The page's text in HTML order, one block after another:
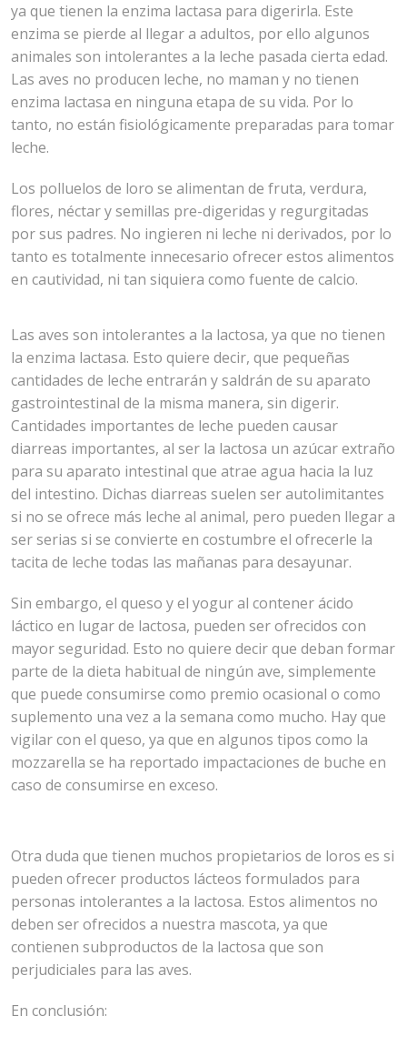
ya que tienen la enzima lactasa para digerirla. Este
enzima se pierde al llegar a adultos, por ello algunos
animales son intolerantes a la leche pasada cierta edad.
Las aves no producen leche, no maman y no tienen
enzima lactasa en ninguna etapa de su vida. Por lo
tanto, no están fisiológicamente preparadas para tomar
leche.
Los polluelos de loro se alimentan de fruta, verdura,
flores, néctar y semillas pre-digeridas y regurgitadas
por sus padres. No ingieren ni leche ni derivados, por lo
tanto es totalmente innecesario ofrecer estos alimentos
en cautividad, ni tan siquiera como fuente de calcio.
Las aves son intolerantes a la lactosa, ya que no tienen
la enzima lactasa. Esto quiere decir, que pequeñas
cantidades de leche entrarán y saldrán de su aparato
gastrointestinal de la misma manera, sin digerir.
Cantidades importantes de leche pueden causar
diarreas importantes, al ser la lactosa un azúcar extraño
para su aparato intestinal que atrae agua hacia la luz
del intestino. Dichas diarreas suelen ser autolimitantes
si no se ofrece más leche al animal, pero pueden llegar a
ser serias si se convierte en costumbre el ofrecerle la
tacita de leche todas las mañanas para desayunar.
Sin embargo, el queso y el yogur al contener ácido
láctico en lugar de lactosa, pueden ser ofrecidos con
mayor seguridad. Esto no quiere decir que deban formar
parte de la dieta habitual de ningún ave, simplemente
que puede consumirse como premio ocasional o como
suplemento una vez a la semana como mucho. Hay que
vigilar con el queso, ya que en algunos tipos como la
mozzarella se ha reportado impactaciones de buche en
caso de consumirse en exceso.
Otra duda que tienen muchos propietarios de loros es si
pueden ofrecer productos lácteos formulados para
personas intolerantes a la lactosa. Estos alimentos no
deben ser ofrecidos a nuestra mascota, ya que
contienen subproductos de la lactosa que son
perjudiciales para las aves.
En conclusión: